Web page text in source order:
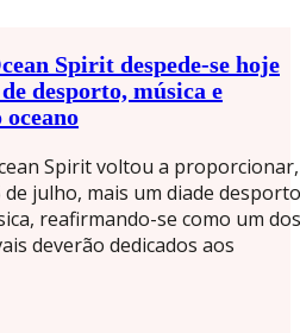
Spirit despede-se hoje
desporto, música e
oceano
Spirit voltou a proporcionar,
de julho, mais um diade
reafirmando-se como um dos
deverão dedicados aos